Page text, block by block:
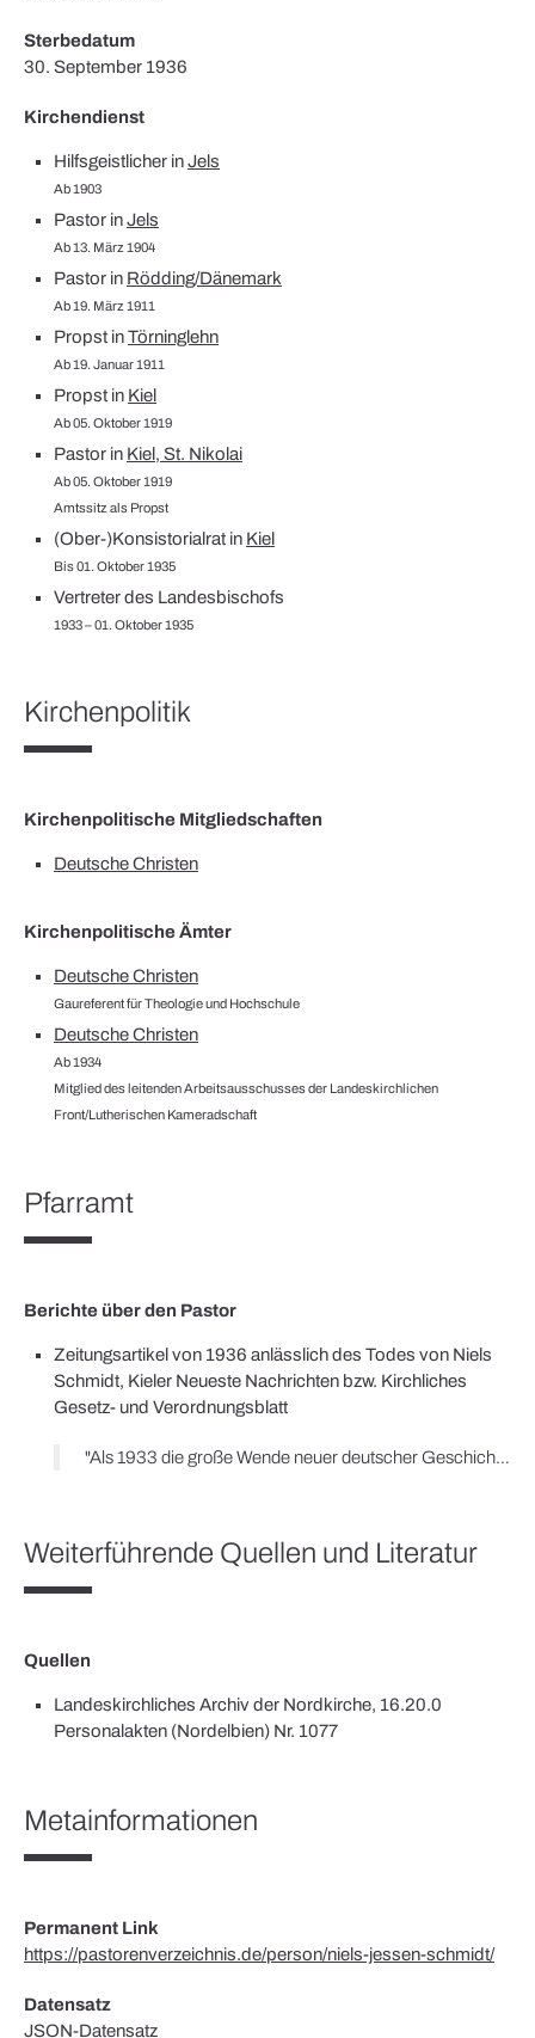
Sterbedatum
30. September 1936
Kirchendienst
Hilfsgeistlicher inJels
Ab 1903
Pastor inJels
Ab 13. März 1904
Pastor in Rödding/Dänemark
Ab 19. März 1911
Propst inTörninglehn
Ab 19. Januar 1911
Propst in Kiel
Ab 05. Oktober 1919
Pastor in Kiel, St. Nikolai
Ab 05. Oktober 1919
Amtssitz als Propst
(Ober-)Konsistorialrat in Kiel
Bis 01. Oktober 1935
Vertreter des Landesbischofs
1933 – 01. Oktober 1935
Kirchenpolitik
Kirchenpolitische Mitgliedschaften
Deutsche Christen
Kirchenpolitische Ämter
Deutsche Christen
Gaureferent für Theologie und Hochschule
Deutsche Christen
Ab 1934
Mitglied des leitenden Arbeitsausschusses der Landeskirchlichen
Front/Lutherischen Kameradschaft
Pfarramt
Berichte über den Pastor
Zeitungsartikel von 1936 anlässlich des Todes von Niels
Schmidt, Kieler Neueste Nachrichten bzw. Kirchliches
Gesetz- und Verordnungsblatt
"Als 1933 die große Wende neuer deutscher Geschichte kam, stellte er sich bewußt in die Reihen der in die neue Zeit Marschierenden und sah seine besondere Aufgabe darin, an seinem Teil dazu beizutragen, daß christliche Glaubenshaltung und deutsches Volkstum sich immer enger miteinander verbänden und so einer volksverbundenen Kirche den Weg bereitet würde. […] hat bis in die letzten Wochen seines Lebens um die Verbindung seiner Kirche mit deutschem Volkstum gerungen."; "Alle Arbeit, die der Heimgerufene in Angriff nahm, war im wahrsten Sinn landeskirchlicher Aufbau im Geiste volkskirchlichen Luthertums. So konnte es nur selbstverständlich sein, daß er in der Zeit des nationalen Umbruchs in unserem Volk mit aufgeschlossener Freudigkeit dafür eintrat, daß evangelische Glaubenshaltung und deutsches Volkstum sich immer enger mit einander verbinden möchten."
Weiterführende Quellen und Literatur
Quellen
Landeskirchliches Archiv der Nordkirche, 16.20.0
Personalakten (Nordelbien) Nr. 1077
Metainformationen
Permanent Link
https://pastorenverzeichnis.de/person/niels-jessen-schmidt/
Datensatz
JSON-Datensatz